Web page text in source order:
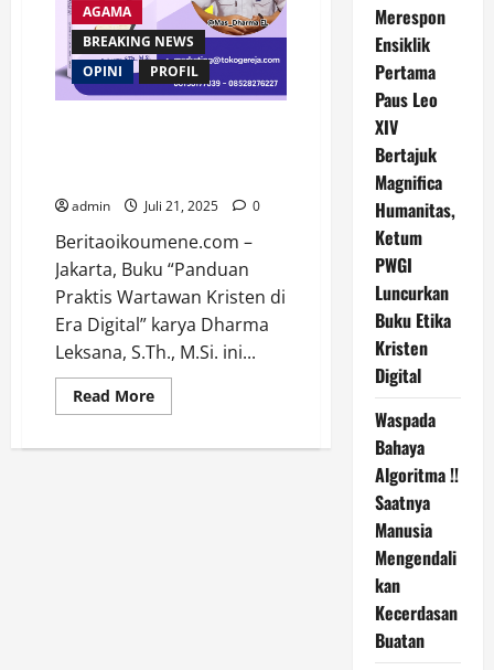
AGAMA
BREAKING NEWS
OPINI
PROFIL
admin Juli 21, 2025 0
Beritaoikoumene.com –
Jakarta, Buku “Panduan
Praktis Wartawan Kristen di
Era Digital” karya Dharma
Leksana, S.Th., M.Si. ini...
Read MoreRead
more
Sekadar
Merespon
Ensiklik
Pertama
Paus Leo
XIV
Bertajuk
Magnifica
Humanitas,
Ketum
PWGI
Luncurkan
Buku Etika
Kristen
Digital
Waspada
Bahaya
Algoritma !!
Saatnya
Manusia
Mengendali
kan
Kecerdasan
Buatan